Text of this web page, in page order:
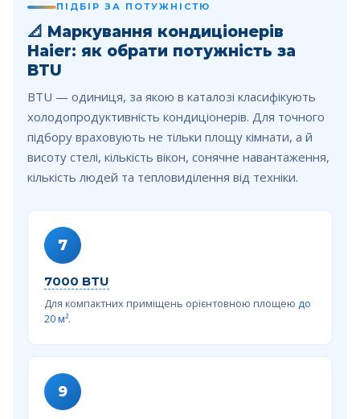
ПІДБІР ЗА ПОТУЖНІСТЮ
📐 Маркування кондиціонерів
Haier: як обрати потужність за
BTU
BTU — одиниця, за якою в каталозі класифікують
холодопродуктивність кондиціонерів. Для точного
підбору враховують не тільки площу кімнати, а й
висоту стелі, кількість вікон, сонячне навантаження,
кількість людей та тепловиділення від техніки.
7
7000 BTU
Для компактних приміщень орієнтовною площею до
20 м².
9